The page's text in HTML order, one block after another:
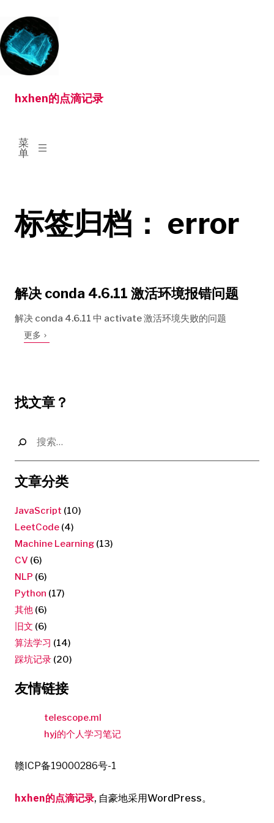
转
到
内
hxhen的点滴记录
菜
单
已
展
标签归档： error
解决 conda 4.6.11 激活环境报错问题
解决 conda 4.6.11 中 activate 激活环境失败的问题
更多
找文章？
索：
文章分类
JavaScript (10)
LeetCode (4)
Machine Learning (13)
CV (6)
NLP (6)
Python (17)
其他 (6)
旧文 (6)
算法学习 (14)
踩坑记录 (20)
友情链接
telescope.ml
hyj的个人学习笔记
赣ICP备19000286号-1
hxhen的点滴记录, 自豪地采用WordPress。